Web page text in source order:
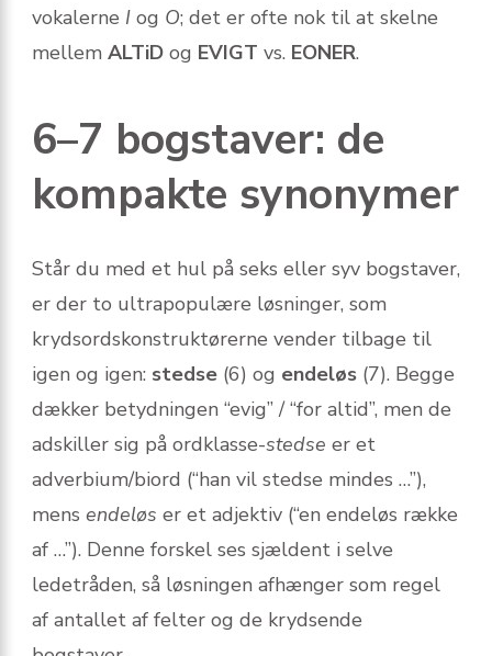
vokalerne I og O; det er ofte nok til at skelne
mellem ALTiD og EVIGT vs. EONER.
6–7 bogstaver: de
kompakte synonymer
Står du med et hul på seks eller syv bogstaver,
er der to ultra­populære løsninger, som
krydsordskonstruktørerne vender tilbage til
igen og igen: stedse (6) og endeløs (7). Begge
dækker betydningen “evig” / “for altid”, men de
adskiller sig på ordklasse-stedse er et
adverbium/biord (“han vil stedse mindes …”),
mens endeløs er et adjektiv (“en endeløs række
af …”). Denne forskel ses sjældent i selve
ledetråden, så løsningen afhænger som regel
af antallet af felter og de krydsende